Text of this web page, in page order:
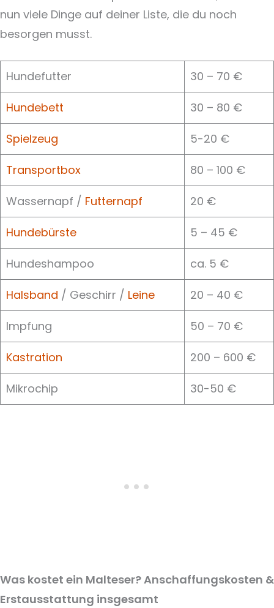
nun viele Dinge auf deiner Liste, die du noch
besorgen musst.
Hundefutter 30 – 70 €
Hundebett 30 – 80 €
Spielzeug 5-20 €
Transportbox 80 – 100 €
Wassernapf / Futternapf 20 €
Hundebürste 5 – 45 €
Hundeshampoo ca. 5 €
Halsband / Geschirr / Leine 20 – 40 €
Impfung 50 – 70 €
Kastration 200 – 600 €
Mikrochip 30-50 €
Was kostet ein Malteser? Anschaffungskosten &
Erstausstattung insgesamt